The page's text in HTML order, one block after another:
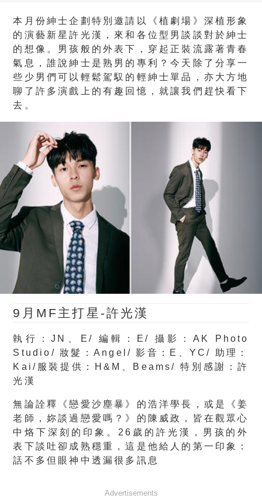
本月份紳士企劃特別邀請以《植劇場》深植形象
的演藝新星許光漢，來和各位型男談談對於紳士
的想像。男孩般的外表下，穿起正裝流露著青春
氣息，誰說紳士是熟男的專利？今天除了分享一
些少男們可以輕鬆駕馭的輕紳士單品，亦大方地
聊了許多演戲上的有趣回憶，就讓我們趕快看下
去。
9月MF主打星-許光漢
執行：JN、E/ 編輯：E/ 攝影：AK Photo
Studio/ 妝髮：Angel/ 影音：E、YC/ 助理：
Kai/服裝提供：H&M、Beams/ 特別感謝：許
光漢
無論詮釋《戀愛沙塵暴》的浩洋學長，或是《姜
老師，妳談過戀愛嗎？》的陳威政，皆在觀眾心
中烙下深刻的印象。26歲的許光漢，男孩的外
表下談吐卻成熟穩重，這是他給人的第一印象：
話不多但眼神中透漏很多訊息
Advertisements